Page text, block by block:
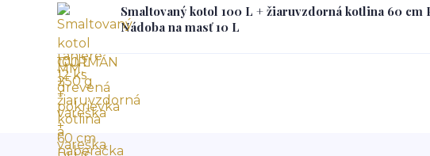
Smaltovaný kotol 100 L + žiaruvzdorná kotlina 60 cm
Nádoba na masť 10 L